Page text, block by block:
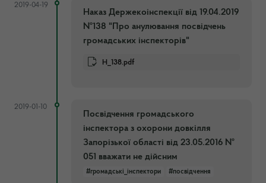
2019-04-19
Наказ Держекоінспекції від 19.04.2019
№138 "Про анулювання посвідчень
громадських інспекторів"
Н_138.pdf
2019-01-10
Посвідчення громадського
інспектора з охорони довкілля
Запорізької області від 23.05.2016 №
051 вважати не дійсним
#громадські_інспектори #посвідчення